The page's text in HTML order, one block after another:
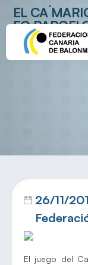
EL
FC
26/11/
El juego del